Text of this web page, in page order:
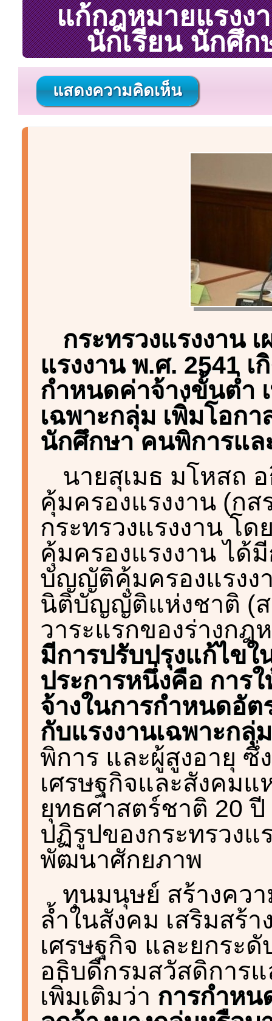
แก้กฎหมายแรงง
นักเรียน นักศึก
แสดงความคิดเห็น
กระทรวงแรงงาน
แรงงาน พ.ศ. 2541
กำหนดค่าจ้างขั้นต่ำ
เฉพาะกลุ่ม เพิ่มโอก
นักศึกษา คนพิการแล
นายสุเมธ มโหสถ
คุ้มครองแรงงาน (กส
กระทรวงแรงงาน โ
คุ้มครองแรงงาน ได้
บัญญัติคุ้มครองแรงง
นิติบัญญัติแห่งชาติ (
วาระแรกของร่างก
มีการปรับปรุงแก้ไข
ประการหนึ่งคือ การ
จ้างในการกำหนดอั
กับแรงงานเฉพาะกลุ่
พิการ และผู้สูงอายุ
เศรษฐกิจและสังคม
ยุทธศาสตร์ชาติ 20
ปฏิรูปของกระทรวงแ
พัฒนาศักยภาพ
ทุนมนุษย์ สร้างคว
ล้ำในสังคม เสริมสร้
เศรษฐกิจ และยกระ
อธิบดีกรมสวัสดิการ
เพิ่มเติมว่า การกำหน